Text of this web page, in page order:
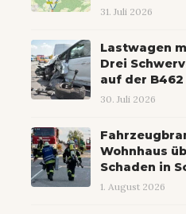
31. Juli 2026
Lastwagen
Drei
auf der
30. Juli 2026
Wohnhaus
Schaden in
1. August 2026